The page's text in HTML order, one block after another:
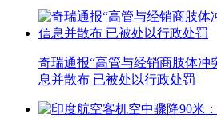
奇瑞通报“高管与经销商肢体冲
息并散布 已被处以行政处罚